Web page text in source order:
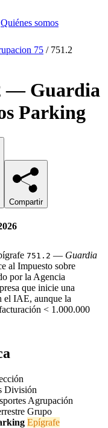
Quiénes somos
75 / 751.2
— Guardia
Parking
Compartir
751.2 — Guardia
al Impuesto sobre
por la Agencia
que inicie una
el IAE, aunque la
< 1.000.000
División
Agrupación
Grupo
Epígrafe